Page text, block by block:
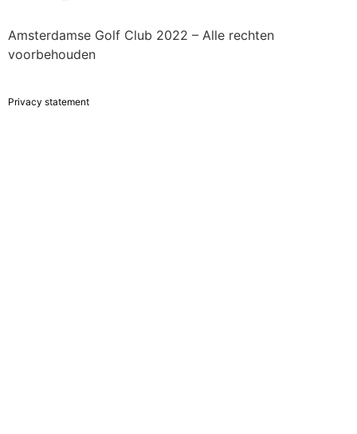
Amsterdamse Golf Club 2022 – Alle rechten
voorbehouden
Privacy statement